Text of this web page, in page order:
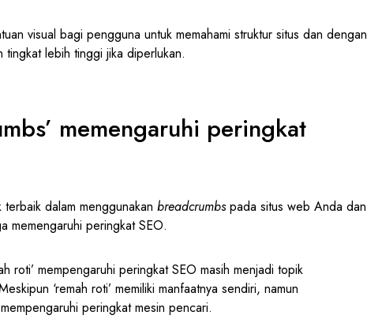
visual bagi pengguna untuk memahami struktur situs dan dengan
tingkat lebih tinggi jika diperlukan.
memengaruhi peringkat
dalam menggunakan breadcrumbspada situs web Anda dan
memengaruhi peringkat SEO.
roti’ mempengaruhi peringkat SEO masih menjadi topik
‘remah roti’ memiliki manfaatnya sendiri, namun
peringkat mesin pencari.